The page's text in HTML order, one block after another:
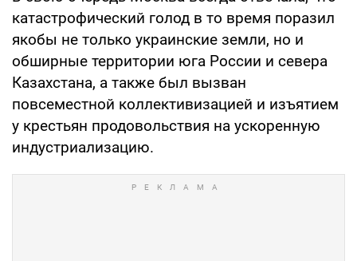
катастрофический голод в то время поразил
якобы не только украинские земли, но и
обширные территории юга России и севера
Казахстана, а также был вызван
повсеместной коллективизацией и изъятием
у крестьян продовольствия на ускоренную
индустриализацию.